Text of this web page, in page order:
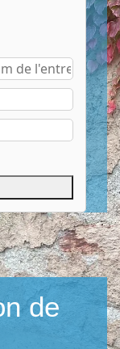
de